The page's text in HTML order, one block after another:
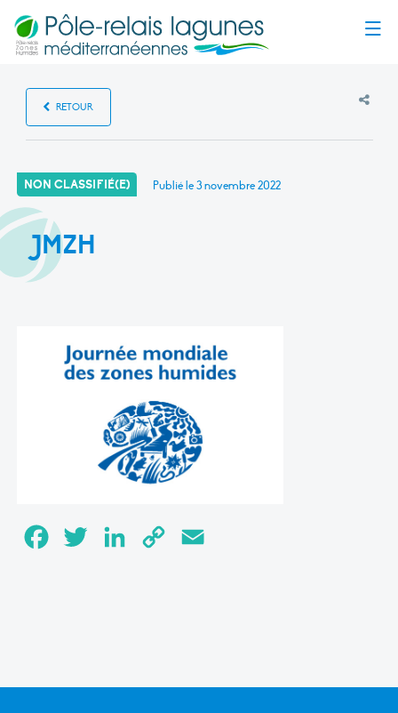
RETOUR
NON CLASSIFIÉ(E) Publié le3 novembre 2022
JMZH
FacebookTwitter LinkedInCopy